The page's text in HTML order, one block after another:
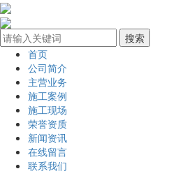
首页
公司简介
主营业务
施工案例
施工现场
荣誉资质
新闻资讯
在线留言
联系我们